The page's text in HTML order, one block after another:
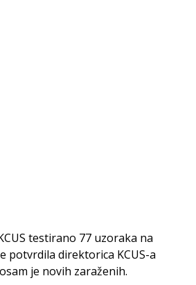
testirano 77 uzoraka na
potvrdila direktorica KCUS-a
je novih zaraženih.